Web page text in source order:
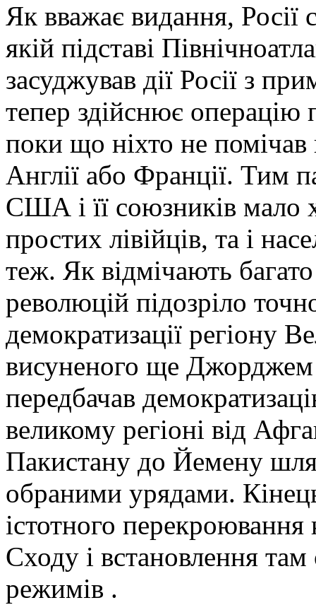
Як вважає видання, Росії
якій підставі
засуджував дії Росії з
тепер здійснює
поки що ніхто не
Англії або Франції. Тим
США і її союзників мало
простих лівійців, та і
теж. Як відмічають
революцій підозріло
демократизації регіону
висуненого ще
передбачав
великому регіоні від
Пакистану до Йемену
обраними урядами.
істотного
Сходу і встановлення
режимів .